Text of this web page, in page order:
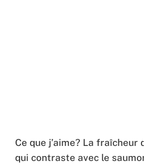
Ce que j’aime? La fraîcheur
qui contraste avec le